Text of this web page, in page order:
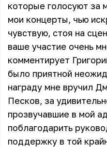
которые голосуют за
мои концерты, чью
чувствую, стоя на
ваше участие очень
комментирует
было приятной
награду мне вручил
Песков, за
прозвучавшие в мой
поблагодарить
поддержку в той